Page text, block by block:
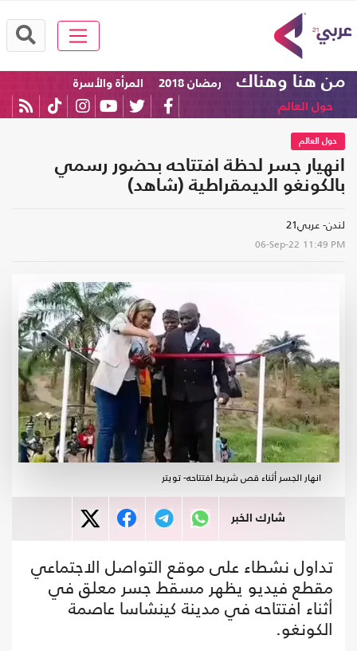
من هنا وهناك رمضان 2018
المرأة والأسرة
حول العالم
حول العالم
انهيار جسر لحظة افتتاحه بحضور رسمي
بالكونغو الديمقراطية (شاهد)
لندن- عربي21
06-Sep-22 11:49 PM
انهار الجسر أثناء قص شريط افتتاحه- تويتر
شارك الخبر
تداول نشطاء على موقع التواصل الاجتماعي
مقطع فيديو يظهر مسقط جسر معلق في
أثناء افتتاحه في مدينة كينشاسا عاصمة
الكونغو.